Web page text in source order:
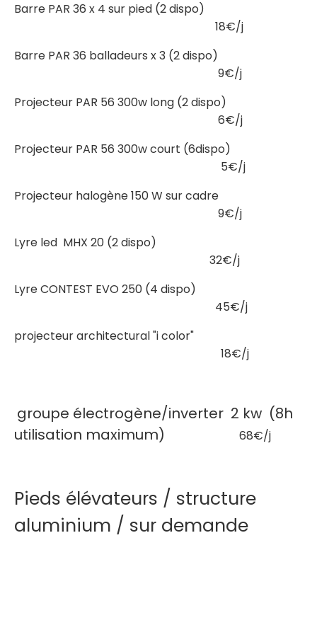
Barre PAR 36 x 4 sur pied (2 dispo)
18€/j
Barre PAR 36 balladeurs x 3 (2 dispo)
9€/j
Projecteur PAR 56 300w long (2 dispo)
6€/j
Projecteur PAR 56 300w court (6dispo)
5€/j
Projecteur halogène 150 W sur cadre
9€/j
Lyre led MHX 20 (2 dispo)
32€/j
Lyre CONTEST EVO 250 (4 dispo)
45€/j
projecteur architectural "i color"
18€/j
groupe électrogène/inverter 2 kw (8h
utilisation maximum)
68€/j
Pieds élévateurs / structure
aluminium / sur demande